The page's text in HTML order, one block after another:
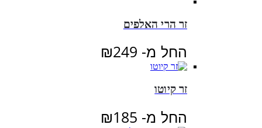
זר הרי האלפים
החל מ- ₪249
זר קיוטו
החל מ- ₪185